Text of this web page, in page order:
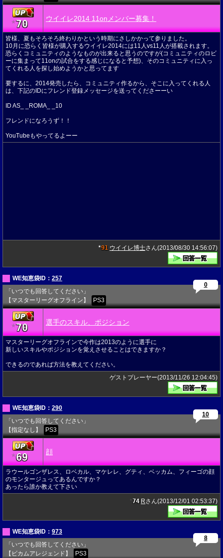
★70 ウイイレ2014 11onメンバー募集！
皆様、夏もそろそろ終わりかという時期にさしかかって参りました。
10月に恐らく皆様が購入するウイイレ2014には11人vs11人が搭載されます。
恐らくコミュニティのようなものが出来ると思うのですが(コミュニティのロビ
ーに集まって11onの試合をする感じになると予想)、そのコミュニティに入っ
てくれる人を探し始めようかと思ってます
要するに、2014発売したら、コミュニティ作るから、そこに入ってくれる人
は、下記のIDにフレンド登録メッセージを送ってくださーーい
ID AS_ _ROMA_ _10
フレンドになろうず！！
YouTubeもやってるよーー
★91 ウイイレ博士さん(2013/08/30 14:56:07)
WE知恵袋ID： 257
「いつでも回答してください」
【マスターリーグオフライン】
PS3
0
★70 選手のスキル、ポジション
マスターリーグオフラインで今作は2013のように選手に
新しいスキルやポジションを覚えさせることはできますか？
できるのであれば方法を教えてください。
ゲストプレーヤー(2013/11/26 12:04:45)
WE知恵袋ID： 290
「いつでも回答してください」
【指定なし】
PS3
10
★69 顔
ラウールゴンザレス、ロベカル、マケレレ、グティ、ベッカム、フィーゴの顔
のモンタージュってあるんですか？
あったら誰か教えて下さい
74 Rさん(2013/12/01 02:53:37)
WE知恵袋ID： 973
「いつでも回答してください」
【ビカムアレジェンド】
PS3
8